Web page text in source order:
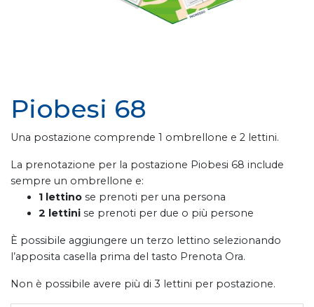
Piobesi 68
Una postazione comprende 1 ombrellone e 2 lettini.
La prenotazione per la postazione Piobesi 68 include
sempre un ombrellone e:
1 lettino se prenoti per una persona
2 lettini se prenoti per due o più persone
È possibile aggiungere un terzo lettino selezionando
l’apposita casella prima del tasto Prenota Ora.
Non è possibile avere più di 3 lettini per postazione.